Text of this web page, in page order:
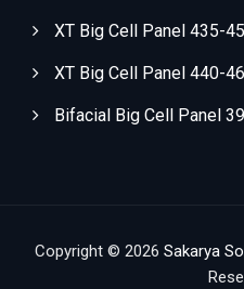
XT Big Cell Panel 435-
XT Big Cell Panel 440-
Bifacial Big Cell Panel
Copyright © 2026 Sakarya